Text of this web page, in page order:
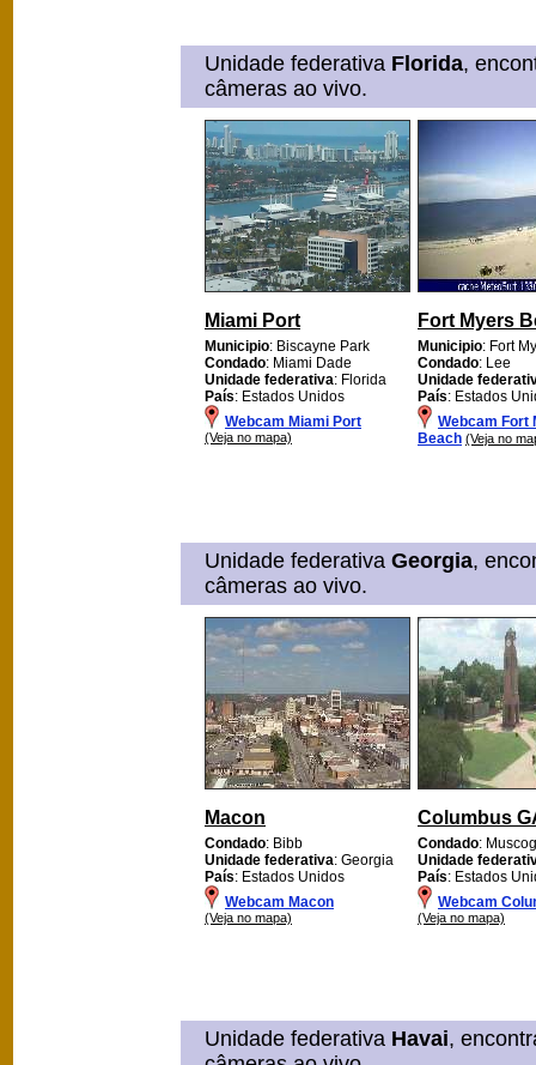
Unidade federativa Florida,
câmeras ao vivo.
Miami Port
Municipio: Biscayne Park
Condado: Miami Dade
Unidade federativa: Florida
País: Estados Unidos
Webcam Miami Port
(Veja no mapa)
Fort Myers
Municipio: Fort
Condado: Lee
Unidade
País: Estados
Webcam Fort
Beach (Veja no
Unidade federativa Georgia,
câmeras ao vivo.
Macon
Condado: Bibb
Unidade federativa: Georgia
País: Estados Unidos
Webcam Macon
(Veja no mapa)
Columbus
Condado:
Unidade
País: Estados
Webcam
(Veja no mapa)
Unidade federativa Havai,